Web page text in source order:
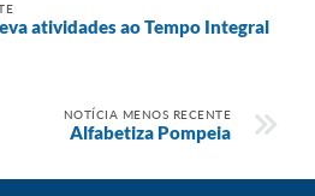
atividades ao Tempo Integral
NOTÍCIA MENOS RECENTE
Alfabetiza Pompeia